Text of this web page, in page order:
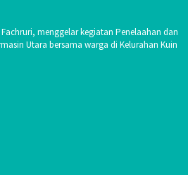
menggelar kegiatan Penelaahan dan
Utara bersama warga di Kelurahan Kuin